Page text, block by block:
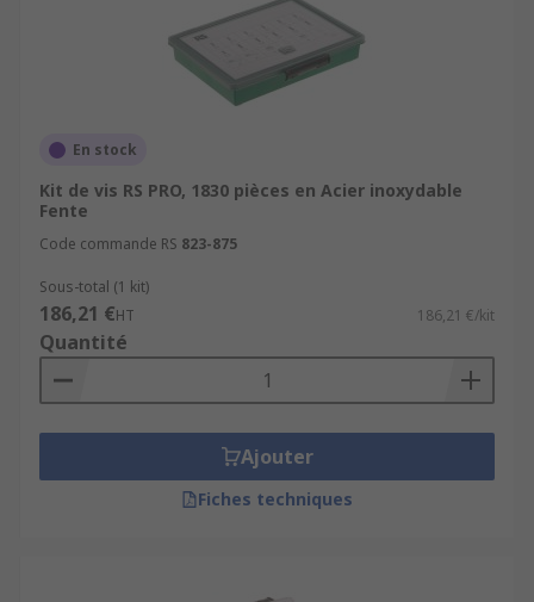
En stock
Kit de vis RS PRO, 1830 pièces en Acier inoxydable
Fente
Code commande RS 823-875
Sous-total (1 kit)
186,21 €HT 186,21 €/kit
Quantité
Ajouter
Fiches techniques